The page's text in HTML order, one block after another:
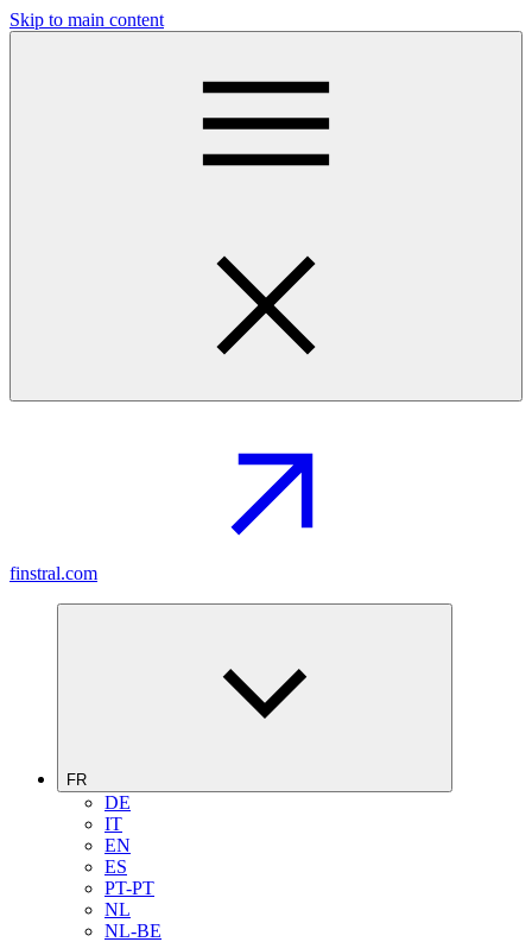
Skip to main content
finstral.com
FR
DE
IT
EN
ES
PT-PT
NL
NL-BE